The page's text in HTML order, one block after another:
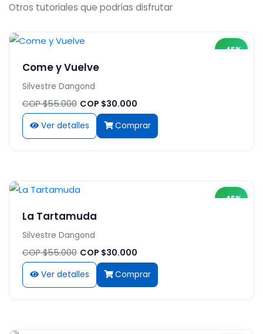
Otros tutoriales que podrías disfrutar
-45%
Come y Vuelve
Silvestre Dangond
COP $55.000 COP $30.000
Ver detalles Comprar
-45%
La Tartamuda
Silvestre Dangond
COP $55.000 COP $30.000
Ver detalles Comprar